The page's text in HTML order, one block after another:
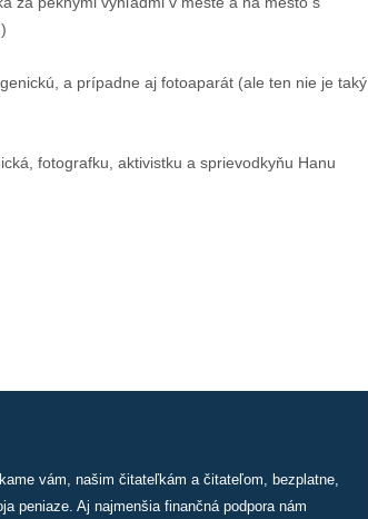
a prípadne aj fotoaparát (ale ten nie je taký
fotografku, aktivistku a sprievodkyňu Hanu
vám, našim čitateľkám a čitateľom, bezplatne,
peniaze. Aj najmenšia finančná podpora nám